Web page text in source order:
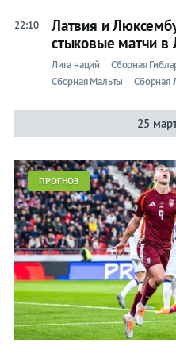
22:10
Латвия и
стыковые матчи в
Лига наций Сборная
Сборная Мальты
Сборная
25
ПРОГНОЗ